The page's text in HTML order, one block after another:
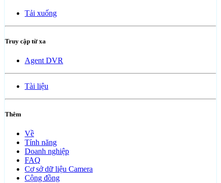
Tải xuống
Truy cập từ xa
Agent DVR
Tài liệu
Thêm
Về
Tính năng
Doanh nghiệp
FAQ
Cơ sở dữ liệu Camera
Cộng đồng